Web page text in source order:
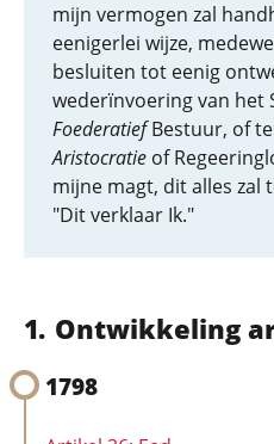
mijn vermogen zal
eenigerlei wijze,
besluiten tot eenig
wederïnvoering van het
FoederatiefBestuur, of
Aristocratie of
mijne magt, dit alles zal
"Dit verklaar Ik."
Ontwikkeling
1798